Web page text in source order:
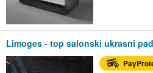
Limoges - top salonski ukrasni